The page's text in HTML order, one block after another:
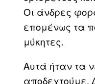
Οι άνδρες
επομένως τα
μύκητες.
Αυτά ήταν τα
αποδεχτούμε.